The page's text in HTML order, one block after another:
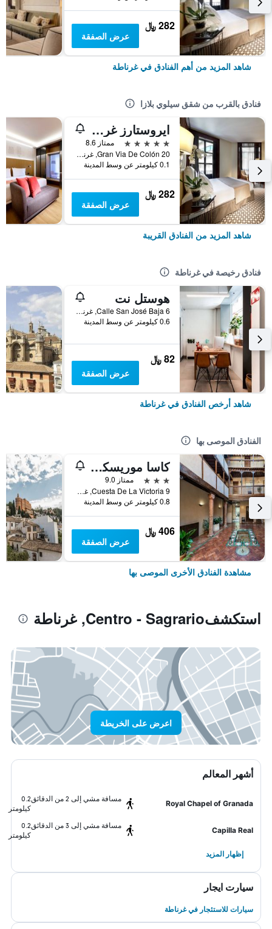
282 ﷼
عرض الصفقة
شاهد المزيد من أهم الفنادق في غرناطة
فنادق بالقرب من شقق سيلوي بلازا
ايروستارز غران فيا
5 نجوم
ممتاز 8.6
Gran Via De Colón 20, غرناطة, منطقة أندلوسيا, أسبانيا
0.1 كيلومتر عن وسط المدينة
282 ﷼
عرض الصفقة
شاهد المزيد من الفنادق القريبة
فنادق رخيصة في غرناطة
هوستل نت
Calle San José Baja 6, غرناطة, منطقة أندلوسيا, أسبانيا
0.6 كيلومتر عن وسط المدينة
82 ﷼
عرض الصفقة
شاهد أرخص الفنادق في غرناطة
الفنادق الموصى بها
كاسا موريسكا هوتل بوتيك
3 نجوم
ممتاز 9.0
Cuesta De La Victoria 9, غرناطة, منطقة أندلوسيا, أسبانيا
0.8 كيلومتر عن وسط المدينة
406 ﷼
عرض الصفقة
مشاهدة الفنادق الأخرى الموصى بها
استكشفCentro - Sagrario, غرناطة
اعرض على الخريطة
أشهر المعالم
Royal Chapel of Granada
مسافة مشي إلى 2 من الدقائق
0.2
كيلومتر
Capilla Real
مسافة مشي إلى 3 من الدقائق
0.2
كيلومتر
إظهار المزيد
سيارت ايجار
سيارات للاستئجار في غرناطة